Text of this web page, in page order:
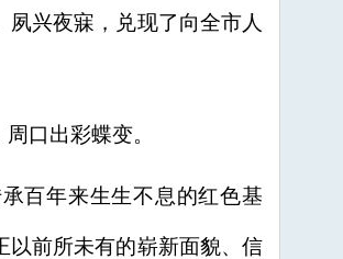
兴夜寐，兑现了向全市人
口出彩蝶变。
百年来生生不息的红色基
以前所未有的崭新面貌、信